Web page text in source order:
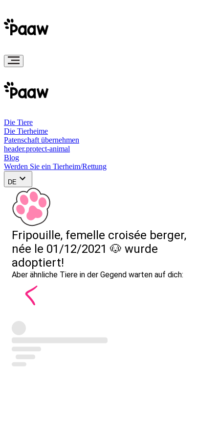
Die Tiere
Die Tierheime
Patenschaft übernehmen
header.protect-animal
Blog
Werden Sie ein Tierheim/Rettung
DE
Fripouille, femelle croisée berger,
née le 01/12/2021 🐶 wurde
adoptiert!
Aber ähnliche Tiere in der Gegend warten auf dich: